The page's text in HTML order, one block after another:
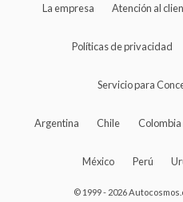
La empresa Atención al
Políticas de privacidad
Servicio para
Argentina Chile Colombia
México Perú
© 1999 - 2026